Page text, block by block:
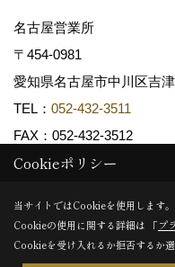
名古屋営業所
〒454-0981
愛知県名古屋市中川区吉
TEL： 052-432-3511
FAX：052-432-3512
Copyright (c) 共和木材工業株
Produced byゴデスクリエイト
Cookieポリシー
当サイトではCookieを使用します。
Cookieの使用に関する詳細は 「プ
Cookieを受け入れるか拒否するか選